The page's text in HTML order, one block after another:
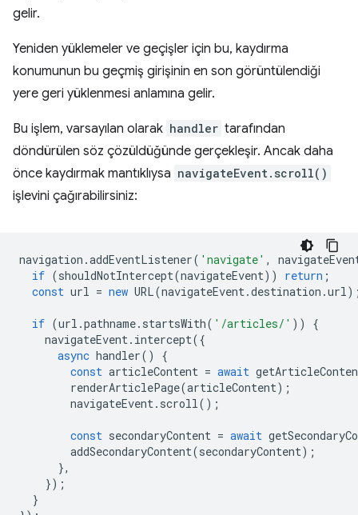
gelir.
Yeniden yüklemeler ve geçişler için bu, kaydırma
konumunun bu geçmiş girişinin en son görüntülendiği
yere geri yüklenmesi anlamına gelir.
Bu işlem, varsayılan olarak handler tarafından
döndürülen söz çözüldüğünde gerçekleşir. Ancak daha
önce kaydırmak mantıklıysa navigateEvent.scroll()
işlevini çağırabilirsiniz:
navigation .addEventListener( 'navigate' ,
if (shouldNotIntercept(navigateEvent)) return ;
const url = new URL(navigateEvent.destination .url
if (url .pathname. startsWith( '/articles/' ))
{
navigateEvent. intercept({
async handler()
{
const articleContent = await
renderArticlePage(articleContent);
navigateEvent. scroll();
const secondaryContent = await
addSecondaryContent(secondaryContent);
},
});
}